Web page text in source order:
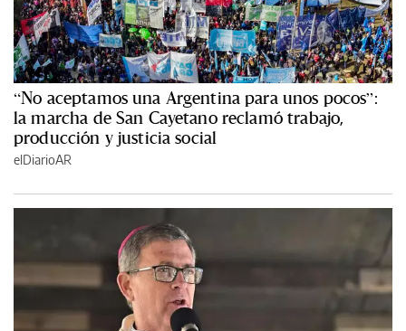
“No aceptamos una Argentina para unos pocos”:
la marcha de San Cayetano reclamó trabajo,
producción y justicia social
elDiarioAR